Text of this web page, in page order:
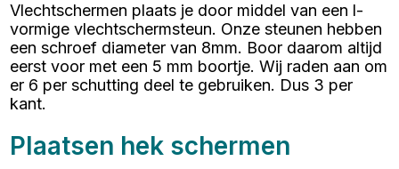
Vlechtschermen plaats je door middel van een l-
vormige vlechtschermsteun. Onze steunen hebben
een schroef diameter van 8mm. Boor daarom altijd
eerst voor met een 5 mm boortje. Wij raden aan om
er 6 per schutting deel te gebruiken. Dus 3 per
kant.
Plaatsen hek schermen